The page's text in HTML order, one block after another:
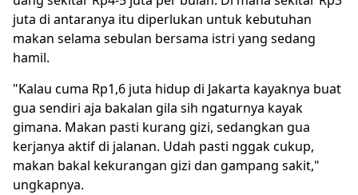
juta di antaranya itu diperlukan untuk kebutuhan
makan selama sebulan bersama istri yang sedang
hamil.
"Kalau cuma Rp1,6 juta hidup di Jakarta kayaknya buat
gua sendiri aja bakalan gila sih ngaturnya kayak
gimana. Makan pasti kurang gizi, sedangkan gua
kerjanya aktif di jalanan. Udah pasti nggak cukup,
makan bakal kekurangan gizi dan gampang sakit,"
ungkapnya.